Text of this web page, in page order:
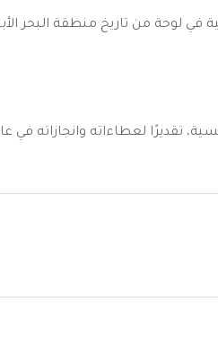
في لوحة من تاريخ منطقة البحر
في العاصمة الفرنسية، تقديرًا لعطاءاته